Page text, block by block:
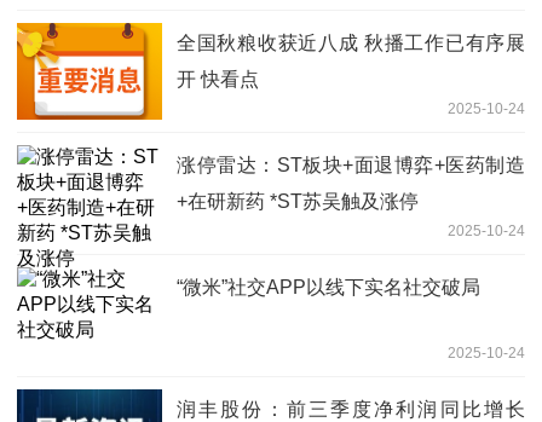
全国秋粮收获近八成 秋播工作已有序展
开 快看点
2025-10-24
涨停雷达：ST板块+面退博弈+医药制造
+在研新药 *ST苏吴触及涨停
2025-10-24
“微米”社交APP以线下实名社交破局
2025-10-24
润丰股份：前三季度净利润同比增长